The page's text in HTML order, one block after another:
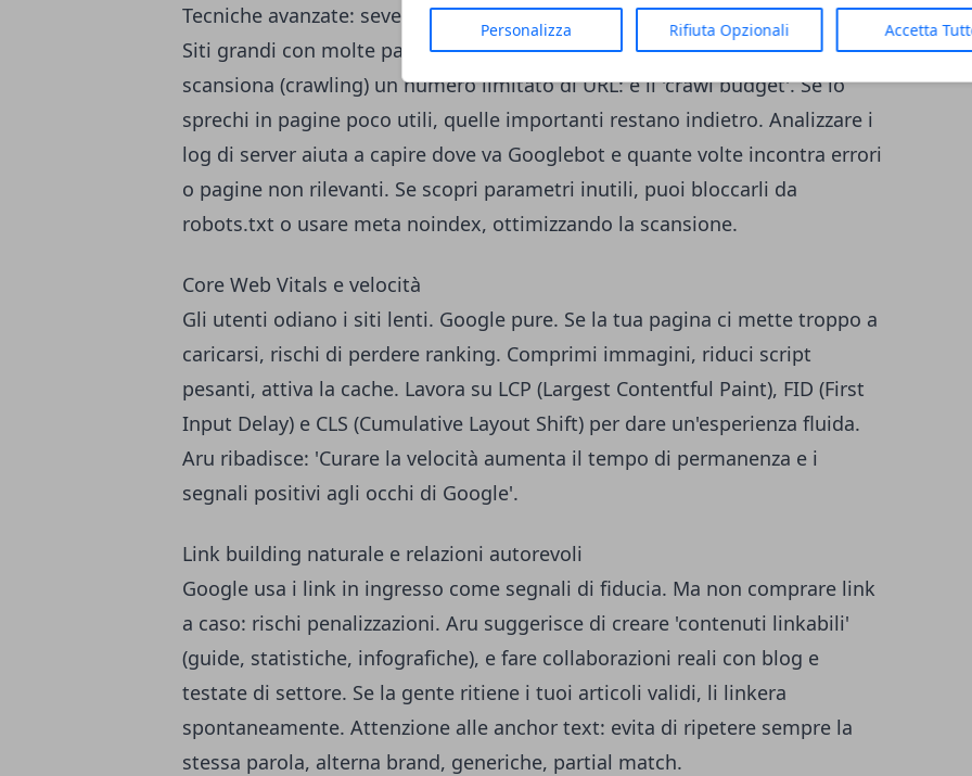
Personalizza Rifiuta Opzionali Accetta
Tecniche avanzate: sever log e crawl budget
Siti grandi con molte pagine spesso disperdono risorse. Googlebot
scansiona (crawling) un numero limitato di URL: è il 'crawl budget'. Se lo
sprechi in pagine poco utili, quelle importanti restano indietro. Analizzare i
log di server aiuta a capire dove va Googlebot e quante volte incontra errori
o pagine non rilevanti. Se scopri parametri inutili, puoi bloccarli da
robots.txt o usare meta noindex, ottimizzando la scansione.
Core Web Vitals e velocità
Gli utenti odiano i siti lenti. Google pure. Se la tua pagina ci mette troppo a
caricarsi, rischi di perdere ranking. Comprimi immagini, riduci script
pesanti, attiva la cache. Lavora su LCP (Largest Contentful Paint), FID (First
Input Delay) e CLS (Cumulative Layout Shift) per dare un'esperienza fluida.
Aru ribadisce: 'Curare la velocità aumenta il tempo di permanenza e i
segnali positivi agli occhi di Google'.
Link building naturale e relazioni autorevoli
Google usa i link in ingresso come segnali di fiducia. Ma non comprare link
a caso: rischi penalizzazioni. Aru suggerisce di creare 'contenuti linkabili'
(guide, statistiche, infografiche), e fare collaborazioni reali con blog e
testate di settore. Se la gente ritiene i tuoi articoli validi, li linkera
spontaneamente. Attenzione alle anchor text: evita di ripetere sempre la
stessa parola, alterna brand, generiche, partial match.